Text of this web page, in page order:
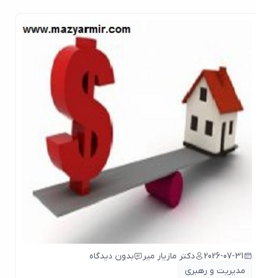
2026-07-31 دکتر مازیار میر
بدون دیدگاه
مدیریت و رهبری